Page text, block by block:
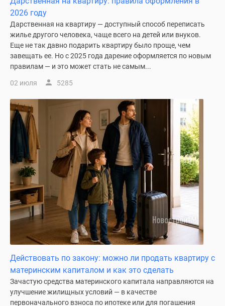
комнатные
комнатные
комнатные
карте
Ипотечный
калькулятор
Семейная
ипотека
Военная
ипотека
Банки
программы
Медиа
недвижимости
Мнение
эксперта
Аналитика
рынка
2026 году
Дарственная на квартиру — доступный способ переписать
жилье другого человека, чаще всего на детей или внуков.
Еще не так давно подарить квартиру было проще, чем
завещать ее. Но с 2025 года дарение оформляется по новым
правилам — и это может стать не самым...
02 июля 5285
Действовать по закону: можно ли продать квартиру с
материнским капиталом и как это сделать
Зачастую средства материнского капитала направляются на
улучшение жилищных условий — в качестве
первоначального взноса по ипотеке или для погашения